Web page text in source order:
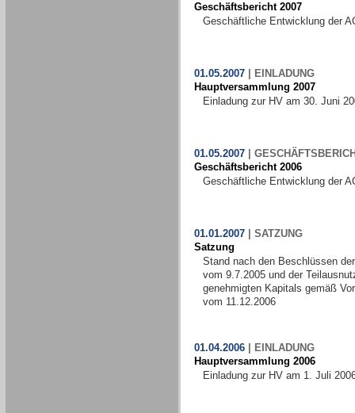
Geschäftsbericht 2007
Geschäftliche Entwicklung der
01.05.2007|
EINLADUNG
Hauptversammlung 2007
Einladung zur HV am 30. Juni
01.05.2007|
Geschäftsbericht 2006
Geschäftliche Entwicklung der
01.01.2007| SATZUNG
Satzung
Stand nach den Beschlüssen
vom 9.7.2005 und der
genehmigten Kapitals gemäß
vom 11.12.2006
01.04.2006|
EINLADUNG
Hauptversammlung 2006
Einladung zur HV am 1. Juli